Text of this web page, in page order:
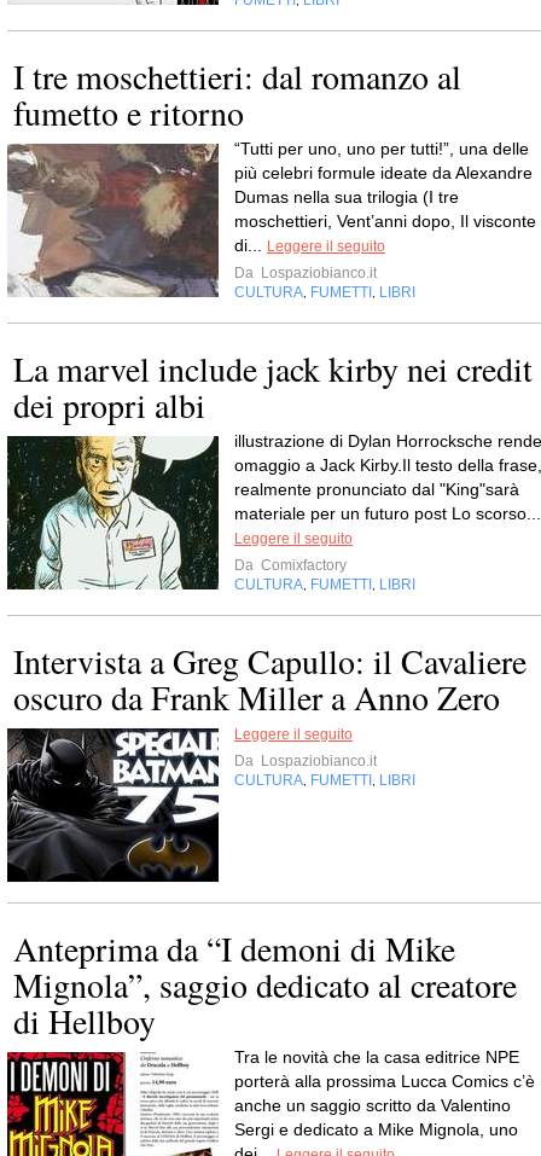
I tre moschettieri: dal romanzo al
fumetto e ritorno
“Tutti per uno, uno per tutti!”, una delle
più celebri formule ideate da Alexandre
Dumas nella sua trilogia (I tre
moschettieri, Vent’anni dopo, Il visconte
di...
Leggere il seguito
Da Lospaziobianco.it
CULTURA FUMETTI LIBRI
La marvel include jack kirby nei credit
dei propri albi
illustrazione di Dylan Horrocksche rende
omaggio a Jack Kirby.Il testo della frase,
realmente pronunciato dal "King"sarà
materiale per un futuro post Lo scorso...
Leggere il seguito
Da Comixfactory
CULTURA FUMETTI LIBRI
Intervista a Greg Capullo: il Cavaliere
oscuro da Frank Miller a Anno Zero
Leggere il seguito
Da Lospaziobianco.it
CULTURA FUMETTI LIBRI
Anteprima da “I demoni di Mike
Mignola”, saggio dedicato al creatore
di Hellboy
Tra le novità che la casa editrice NPE
porterà alla prossima Lucca Comics c’è
anche un saggio scritto da Valentino
Sergi e dedicato a Mike Mignola, uno